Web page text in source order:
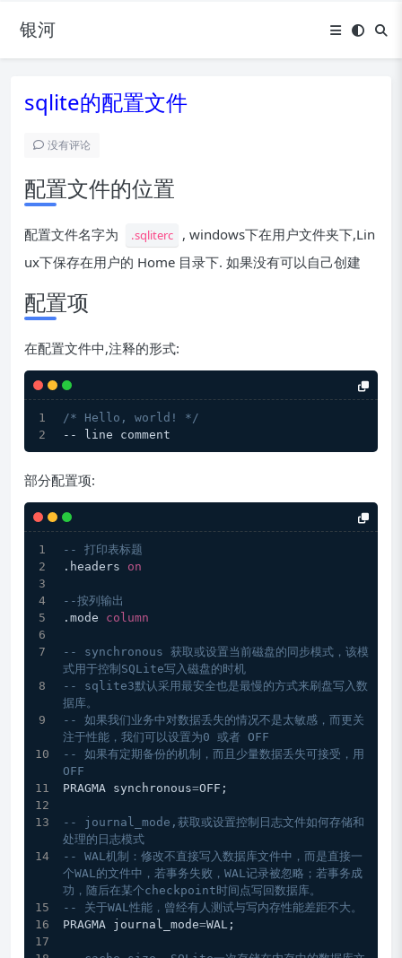
银河
sqlite的配置文件
没有评论
配置文件的位置
配置文件名字为 .sqliterc
, windows下在用户文件夹下,Lin
ux下保存在用户的 Home 目录下. 如果没有可以自己创建
配置项
在配置文件中,注释的形式:
/* Hello, world! */
-- line comment
部分配置项:
-- 打印表标题
.headers on
--按列输出
.mode column
-- synchronous 获取或设置当前磁盘的同步模式，该模
式用于控制SQLite写入磁盘的时机
-- sqlite3默认采用最安全也是最慢的方式来刷盘写入数
据库。
-- 如果我们业务中对数据丢失的情况不是太敏感，而更关
注于性能，我们可以设置为0 或者 OFF
-- 如果有定期备份的机制，而且少量数据丢失可接受，用
OFF
PRAGMA synchronous=OFF;
-- journal_mode,获取或设置控制日志文件如何存储和
处理的日志模式
-- WAL机制：修改不直接写入数据库文件中，而是直接一
个WAL的文件中，若事务失败，WAL记录被忽略；若事务成
功，随后在某个checkpoint时间点写回数据库。
-- 关于WAL性能，曾经有人测试与写内存性能差距不大。
PRAGMA journal_mode=WAL;